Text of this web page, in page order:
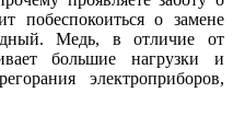
побеспокоиться о замене
Медь, в отличие от
большие нагрузки и
электроприборов,